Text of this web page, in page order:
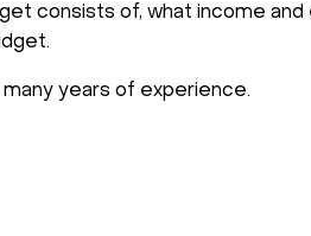
consists of, what income
years of experience.